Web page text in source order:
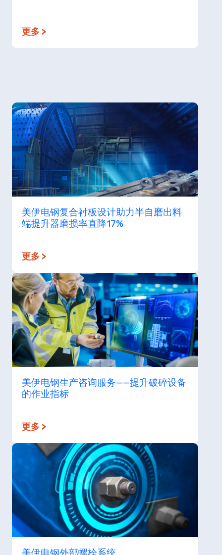
更多 >
美伊电钢复合衬板设计助力半自磨出料
端提升器磨损率直降17%
更多 >
美伊电钢生产咨询服务——提升破碎设备
的作业指标
更多 >